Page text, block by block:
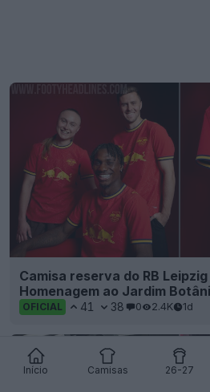
Início Camisas 26-27
Camisa reserva do RB
Homenagem ao Jardim
OFICIAL 41 38 0 2.4K 1d